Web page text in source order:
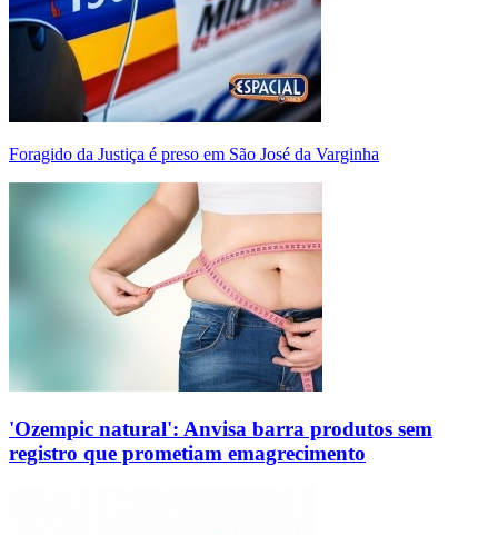
Foragido da Justiça é preso em São José da Varginha
'Ozempic natural': Anvisa barra produtos sem
registro que prometiam emagrecimento